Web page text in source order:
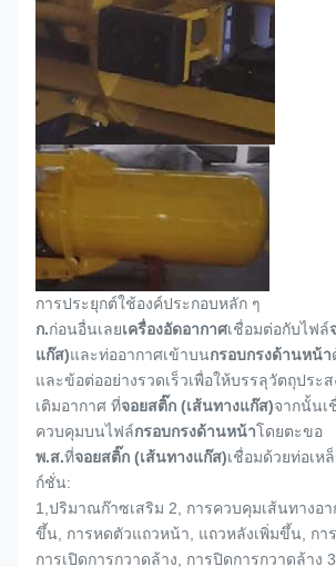
การประยุกต์ใช้องค์ประกอบหลัก ๆ
ก.ก่อนอื่นเลยเครื่องอัดอากาศเชื่อมต่อกับไฟล์
แก๊ส)และท่ออากาศเข้าบนกรอบกรงด้านหน้า
และข้อต่ออย่างรวดเร็วเพื่อให้บรรลุวัตถุประ
เติมอากาศ ที่จอยสติ๊ก (เส้นทางแก๊ส)จากนั้นเ
ควบคุมบนไฟล์กรอบกรงด้านหน้าโดยตะขอ
พ.ส.ที่จอยสติ๊ก (เส้นทางแก๊ส)เชื่อมด้วยท่อเห
ก์ชั่น:
1, ปริมาณก๊าซเสริม 2, การควบคุมเส้นทางอ
ขึ้น, การหดตัวแถวหน้า, แถวหลังเพิ่มขึ้น, กา
การเปิดการกวาดล้าง, การปิดการกวาดล้าง